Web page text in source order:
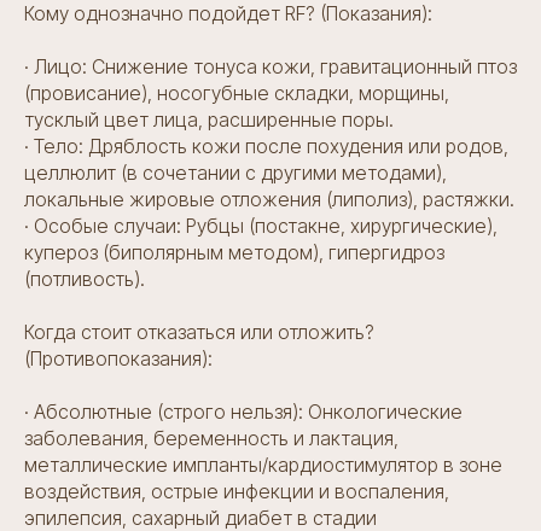
Кому однозначно подойдет RF? (Показания):
· Лицо: Снижение тонуса кожи, гравитационный птоз
(провисание), носогубные складки, морщины,
тусклый цвет лица, расширенные поры.
· Тело: Дряблость кожи после похудения или родов,
целлюлит (в сочетании с другими методами),
локальные жировые отложения (липолиз), растяжки.
· Особые случаи: Рубцы (постакне, хирургические),
купероз (биполярным методом), гипергидроз
(потливость).
Когда стоит отказаться или отложить?
(Противопоказания):
· Абсолютные (строго нельзя): Онкологические
заболевания, беременность и лактация,
металлические импланты/кардиостимулятор в зоне
воздействия, острые инфекции и воспаления,
эпилепсия, сахарный диабет в стадии